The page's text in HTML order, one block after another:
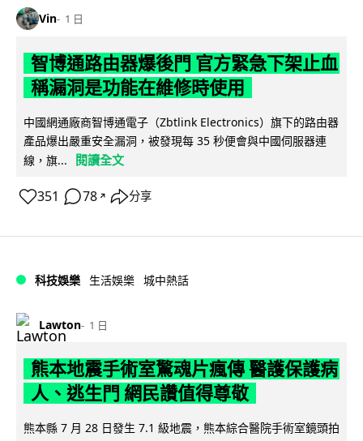
Vin 1 日
智博通路由器爆後門 官方緊急下架止血
稱漏洞是功能在維修時使用
中國網通廠商智博通電子（Zbtlink Electronics）旗下的路由器
產品爆出嚴重安全漏洞，被發現每 35 秒便會與中國伺服器連
線，旗...
閱讀全文
351 78 ↗ 分享
科技娛樂 生活娛樂 城中熱話
Lawton 1 日
熊本地震手術室驚魂片瘋傳 醫護保護病
人、逃生門 網民讚值得尊敬
熊本縣 7 月 28 日發生 7.1 級地震，熊本綜合醫院手術室鏡頭拍